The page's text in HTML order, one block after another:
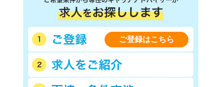
ご登録はこちら